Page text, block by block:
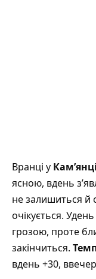
Вранці у
ясною, вдень
не залишиться й
очікується.
грозою, проте
закінчиться.
вдень +30,